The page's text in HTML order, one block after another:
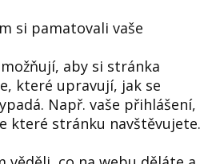
si pamatovali vaše
aby si stránka
které upravují, jak se
Např. vaše přihlášení,
které stránku navštěvujete.